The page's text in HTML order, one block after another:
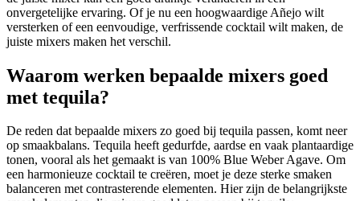
onvergetelijke ervaring. Of je nu een hoogwaardige Añejo wilt
versterken of een eenvoudige, verfrissende cocktail wilt maken, de
juiste mixers maken het verschil.
Waarom werken bepaalde mixers goed
met tequila?
De reden dat bepaalde mixers zo goed bij tequila passen, komt neer
op smaakbalans. Tequila heeft gedurfde, aardse en vaak plantaardige
tonen, vooral als het gemaakt is van 100% Blue Weber Agave. Om
een harmonieuze cocktail te creëren, moet je deze sterke smaken
balanceren met contrasterende elementen. Hier zijn de belangrijkste